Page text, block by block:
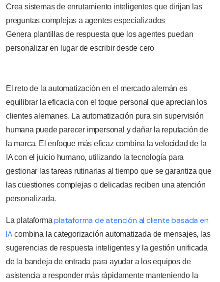
Crea sistemas de enrutamiento inteligentes que dirijan las
preguntas complejas a agentes especializados
Genera plantillas de respuesta que los agentes puedan
personalizar en lugar de escribir desde cero
El reto de la automatización en el mercado alemán es
equilibrar la eficacia con el toque personal que aprecian los
clientes alemanes. La automatización pura sin supervisión
humana puede parecer impersonal y dañar la reputación de
la marca. El enfoque más eficaz combina la velocidad de la
IA con el juicio humano, utilizando la tecnología para
gestionar las tareas rutinarias al tiempo que se garantiza que
las cuestiones complejas o delicadas reciben una atención
personalizada.
La plataforma plataforma de atención al cliente basada en
IA combina la categorización automatizada de mensajes, las
sugerencias de respuesta inteligentes y la gestión unificada
de la bandeja de entrada para ayudar a los equipos de
asistencia a responder más rápidamente manteniendo la